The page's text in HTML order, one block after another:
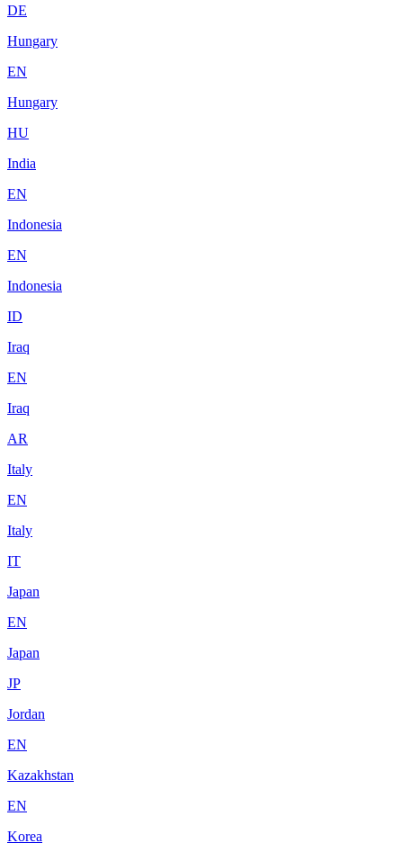
DE
Hungary
EN
Hungary
HU
India
EN
Indonesia
EN
Indonesia
ID
Iraq
EN
Iraq
AR
Italy
EN
Italy
IT
Japan
EN
Japan
JP
Jordan
EN
Kazakhstan
EN
Korea